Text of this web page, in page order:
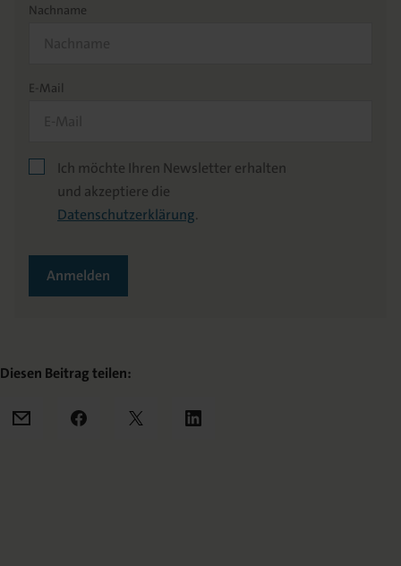
Nachname
E-Mail
Ich möchte Ihren Newsletter erhalten
und akzeptiere die
Datenschutzerklärung.
Anmelden
Diesen Beitrag teilen:
Mail Facebook
X LinkedIn